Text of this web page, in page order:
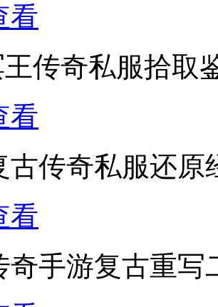
看
王传奇私服拾取
看
古传奇私服还原
看
奇手游复古重写